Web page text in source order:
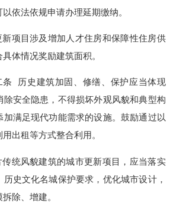
依法依规申请办理延期缴纳。
新项目涉及增加人才住房和保障性住房供
体情况奖励建筑面积。
条 历史建筑加固、修缮、保护应当体现
除安全隐患，不得损坏外观风貌和典型构
加满足现代功能需求的设施。鼓励通过以
出租等方式整合利用。
传统风貌建筑的城市更新项目，应当落实
史文化名城保护要求，优化城市设计，
除、增建。